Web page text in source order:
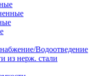
Водоотведение
из нерж. стали